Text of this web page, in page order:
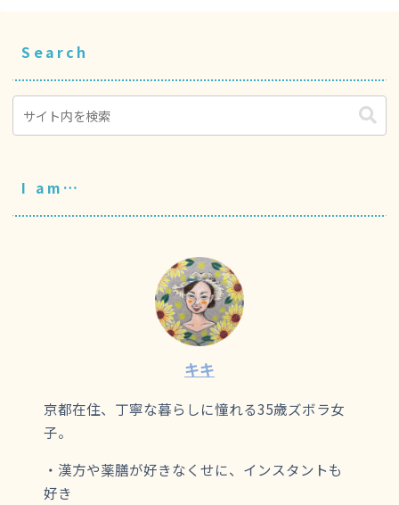
Search
I am…
キキ
京都在住、丁寧な暮らしに憧れる35歳ズボラ女
子。
・漢方や薬膳が好きなくせに、インスタントも
好き